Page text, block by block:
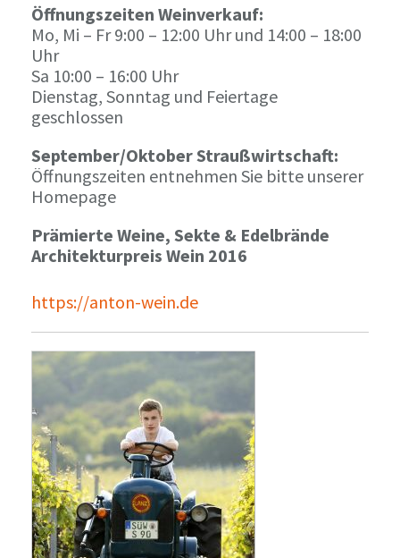
Öffnungszeiten Weinverkauf:
Mo, Mi – Fr 9:00 – 12:00 Uhr und 14:00 – 18:00
Uhr
Sa 10:00 – 16:00 Uhr
Dienstag, Sonntag und Feiertage
geschlossen
September/Oktober Straußwirtschaft:
Öffnungszeiten entnehmen Sie bitte unserer
Homepage
Prämierte Weine, Sekte & Edelbrände
Architekturpreis Wein 2016
https://anton-wein.de